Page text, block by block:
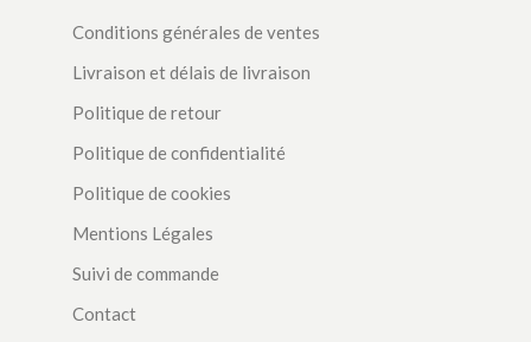
Conditions générales de ventes
Livraison et délais de livraison
Politique de retour
Politique de confidentialité
Politique de cookies
Mentions Légales
Suivi de commande
Contact